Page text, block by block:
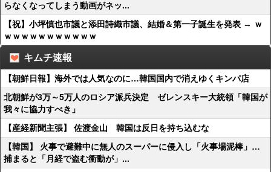
らなくなってしまう動画がネッ...
【祝】小坪慎也市議と添田詩織市議、結婚＆第一子誕生を発表 → ｗ
ｗｗｗｗｗｗｗｗｗｗｗ
キムチ速報
【朝鮮日報】海外では人気なのに…韓国国内で消えゆくキンパ店
北朝鮮が3万～5万人のロシア派兵決定 ゼレンスキー大統領「韓国が
我々に協力すべき」
【産経新聞主張】 佐渡金山 韓国は反日を持ち込むな
【韓国】 火事で避難中に無人のスーパーに侵入し「火事場泥棒」…
捕まると「月経で盗む衝動が」...